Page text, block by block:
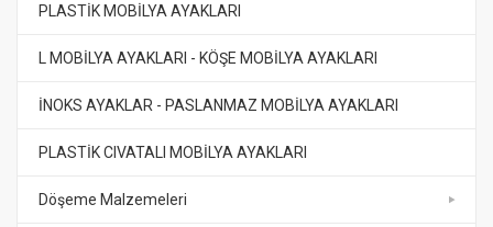
PLASTİK MOBİLYA AYAKLARI
L MOBİLYA AYAKLARI - KÖŞE MOBİLYA AYAKLARI
İNOKS AYAKLAR - PASLANMAZ MOBİLYA AYAKLARI
PLASTİK CIVATALI MOBİLYA AYAKLARI
Döşeme Malzemeleri